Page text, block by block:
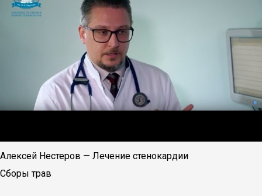
Алексей Нестеров — Лечение стенокардии
Сборы трав